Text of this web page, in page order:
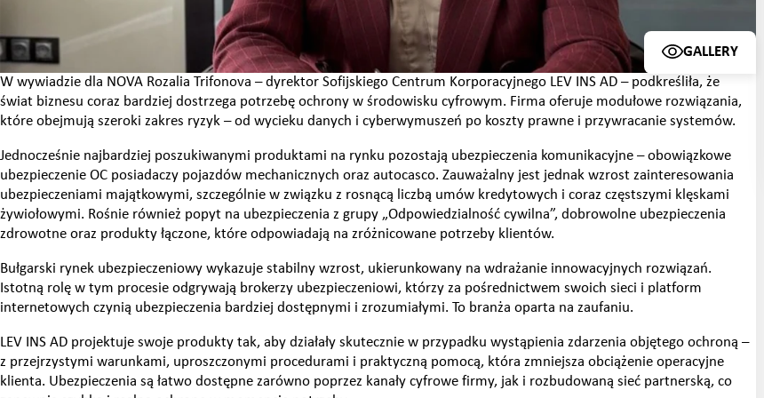
GALLERY
GALLERY IMAGES
W wywiadzie dla NOVA Rozalia Trifonova – dyrektor Sofijskiego Centrum Korporacyjnego LEV INS AD – podkreśliła, że
świat biznesu coraz bardziej dostrzega potrzebę ochrony w środowisku cyfrowym. Firma oferuje modułowe rozwiązania,
które obejmują szeroki zakres ryzyk – od wycieku danych i cyberwymuszeń po koszty prawne i przywracanie systemów.
Jednocześnie najbardziej poszukiwanymi produktami na rynku pozostają ubezpieczenia komunikacyjne – obowiązkowe
ubezpieczenie OC posiadaczy pojazdów mechanicznych oraz autocasco. Zauważalny jest jednak wzrost zainteresowania
ubezpieczeniami majątkowymi, szczególnie w związku z rosnącą liczbą umów kredytowych i coraz częstszymi klęskami
żywiołowymi. Rośnie również popyt na ubezpieczenia z grupy „Odpowiedzialność cywilna”, dobrowolne ubezpieczenia
zdrowotne oraz produkty łączone, które odpowiadają na zróżnicowane potrzeby klientów.
Bułgarski rynek ubezpieczeniowy wykazuje stabilny wzrost, ukierunkowany na wdrażanie innowacyjnych rozwiązań.
Istotną rolę w tym procesie odgrywają brokerzy ubezpieczeniowi, którzy za pośrednictwem swoich sieci i platform
internetowych czynią ubezpieczenia bardziej dostępnymi i zrozumiałymi. To branża oparta na zaufaniu.
LEV INS AD projektuje swoje produkty tak, aby działały skutecznie w przypadku wystąpienia zdarzenia objętego ochroną –
z przejrzystymi warunkami, uproszczonymi procedurami i praktyczną pomocą, która zmniejsza obciążenie operacyjne
klienta. Ubezpieczenia są łatwo dostępne zarówno poprzez kanały cyfrowe firmy, jak i rozbudowaną sieć partnerską, co